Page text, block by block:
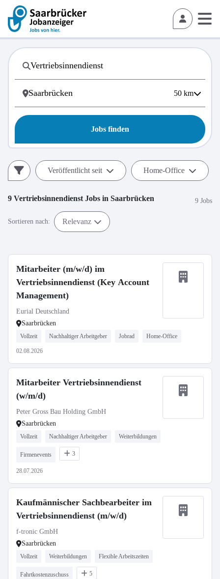
50 km
Jobs finden
Veröffentlicht seit Home-Office
9 Vertriebsinnendienst Jobs in Saarbrücken 9 Jobs
Sortieren nach: Relevanz
Mitarbeiter (m/w/d) im
Vertriebsinnendienst (Key Account
Management)
Eurial Deutschland
Saarbrücken
Vollzeit Nachhaltiger Arbeitgeber Jobrad Home-Office
02.08.2026
Mitarbeiter Vertriebsinnendienst
(w/m/d)
Peter Gross Bau Holding GmbH
Saarbrücken
Vollzeit Nachhaltiger Arbeitgeber Weiterbildungen
Firmenevents 3
28.07.2026
Kaufmännischer Sachbearbeiter im
Vertriebsinnendienst (m/w/d)
f-tronic GmbH
Saarbrücken
Vollzeit Weiterbildungen Flexible Arbeitszeiten
Fahrtkostenzuschuss 5